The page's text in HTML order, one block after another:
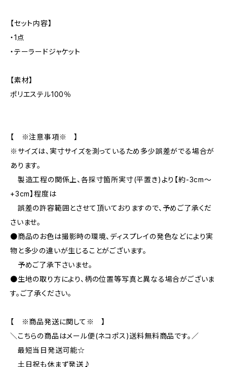
【セット内容】
・1点
・テーラードジャケット
【素材】
ポリエステル100％
【 ※注意事項※ 】
※サイズは、実寸サイズを測っているため多少誤差がでる場合が
あります。
製造工程の関係上、各採寸箇所実寸(平置き)より【約-3cm〜
+3cm】程度は
誤差の許容範囲とさせて頂いておりますので、予めご了承くだ
さいませ。
●商品のお色は撮影時の環境、ディスプレイの発色などにより実
物と多少の違いが生じることがございます。
予めご了承下さいませ。
●生地の取り方により、柄の位置等写真と異なる場合がございま
す。ご了承ください。
【 ※商品発送に関して※ 】
＼こちらの商品はメール便(ネコポス)送料無料商品です。／
最短当日発送可能☆
土日祝も休まず発送♪